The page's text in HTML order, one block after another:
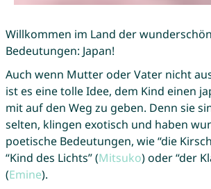
Willkommen im Land der
Bedeutungen: Japan!
Auch wenn Mutter oder Vater nicht
ist es eine tolle Idee, dem Kind einen
mit auf den Weg zu geben. Denn sie
selten, klingen exotisch und haben
poetische Bedeutungen, wie “die
“Kind des Lichts” (Mitsuko) oder “der
(Emine).